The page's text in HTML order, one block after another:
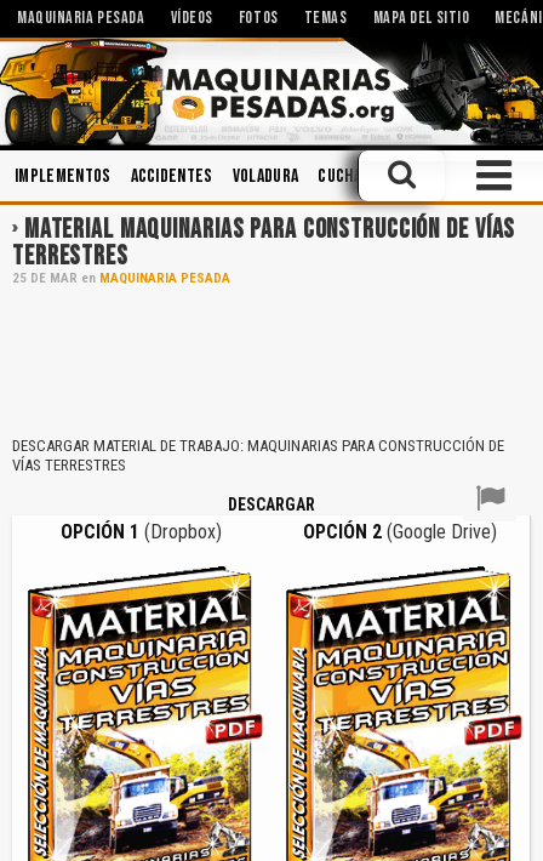
MAQUINARIA PESADA VÍDEOS FOTOS TEMAS MAPA DEL SITIO
Implementos Accidentes Voladura Cucharones Sistemas
MATERIAL MAQUINARIAS PARA CONSTRUCCIÓN DE VÍAS
TERRESTRES
25 DE MAR en MAQUINARIA PESADA
DESCARGAR MATERIAL DE TRABAJO: MAQUINARIAS PARA CONSTRUCCIÓN DE
VÍAS TERRESTRES
DESCARGAR
OPCIÓN 1 (Dropbox) OPCIÓN 2 (Google Drive)